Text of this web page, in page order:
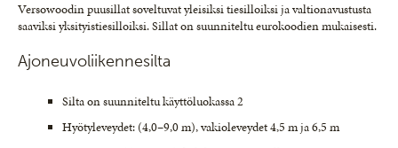
Versowoodin puusillat soveltuvat yleisiksi tiesilloiksi ja valtionavustusta
saaviksi yksityistiesilloiksi. Sillat on suunniteltu eurokoodien mukaisesti.
Ajoneuvoliikennesilta
Silta on suunniteltu käyttöluokassa 2
Hyötyleveydet: (4,0–9,0 m), vakioleveydet 4,5 m ja 6,5 m